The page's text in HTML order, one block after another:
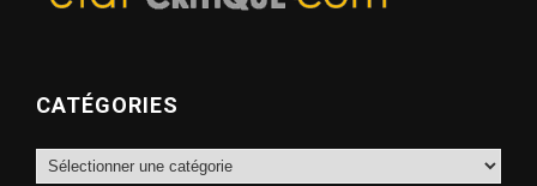
CATÉGORIES
Catégories